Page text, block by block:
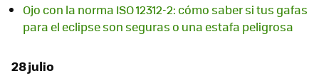
Ojo con la norma ISO 12312-2: cómo saber si tus gafas
para el eclipse son seguras o una estafa peligrosa
28 julio